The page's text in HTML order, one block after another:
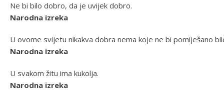
Ne bi bilo dobro, da je uvijek dobro.
Narodna izreka
U ovome svijetu nikakva dobra nema koje ne bi pomiješano
Narodna izreka
U svakom žitu ima kukolja.
Narodna izreka